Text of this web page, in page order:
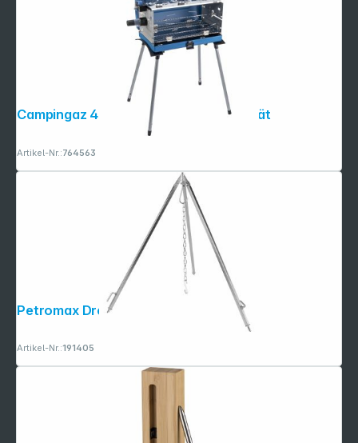
Campingaz 400 SGR Koffergasgrillgerät
Artikel-Nr.:764563
Petromax Dreibein
Artikel-Nr.:191405
Folgen Sie uns auf